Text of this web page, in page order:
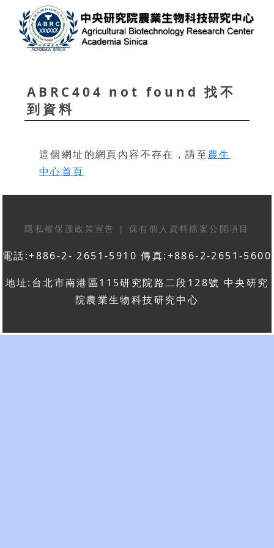
ABRC404 not found 找不
到資料
這個網址的網頁內容不存在，請至農生
中心首頁
隱私權保護政策宣告 | 保有個人資料檔案公開項目
電話:+886-2- 2651-5910 傳真:+886-2-2651-5600
地址:台北市南港區115研究院路二段128號 中央研究
院農業生物科技研究中心